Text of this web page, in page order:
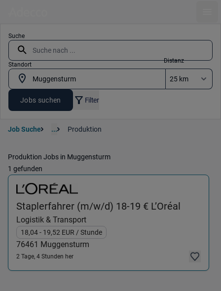
Suche
Standort
Distanz
Jobs suchen Filter
Job Suche ... Produktion
Produktion Jobs in Muggensturm
1 gefunden
Staplerfahrer (m/w/d) 18-19 € L’Oréal
Logistik & Transport
18,04- 19,52 EUR / Stunde
76461 Muggensturm
2 Tage, 4 Stunden her